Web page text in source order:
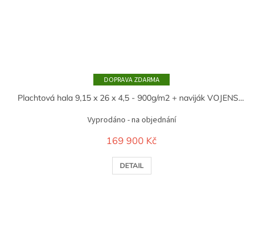
ZDARMA
Plachtová hala 9,15 x 26 x 4,5 - 900g/m2 + naviják VOJENSKÁ ZELENÁ
Vyprodáno - na objednání
169 900 Kč
DETAIL